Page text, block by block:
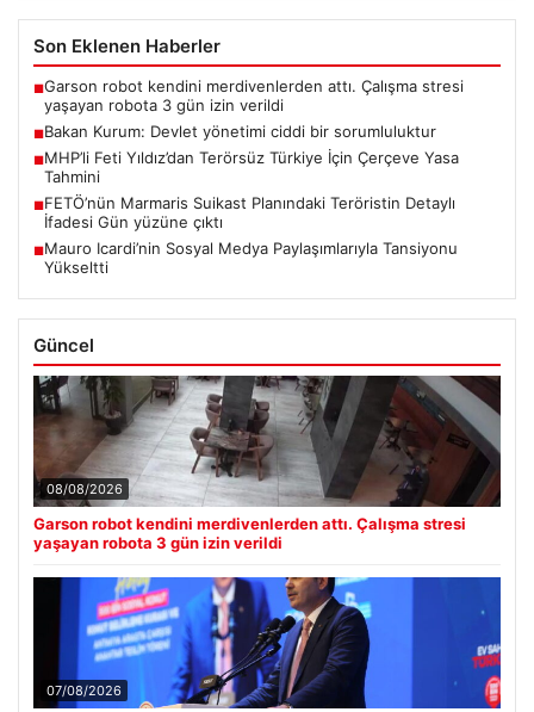
Son Eklenen Haberler
■Garson robot kendini merdivenlerden attı. Çalışma stresi
yaşayan robota 3 gün izin verildi
■Bakan Kurum: Devlet yönetimi ciddi bir sorumluluktur
■MHP’li Feti Yıldız’dan Terörsüz Türkiye İçin Çerçeve Yasa
Tahmini
■FETÖ’nün Marmaris Suikast Planındaki Teröristin Detaylı
İfadesi Gün yüzüne çıktı
■Mauro Icardi’nin Sosyal Medya Paylaşımlarıyla Tansiyonu
Yükseltti
Güncel
08/08/2026
Garson robot kendini merdivenlerden attı. Çalışma stresi
yaşayan robota 3 gün izin verildi
07/08/2026